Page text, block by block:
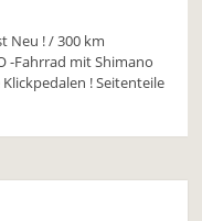
Neu ! / 300 km
-Fahrrad mit Shimano
! Seitenteile